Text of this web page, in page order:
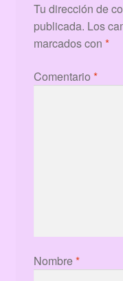
Tu dirección de
publicada. Los
marcados con *
Comentario *
Nombre*